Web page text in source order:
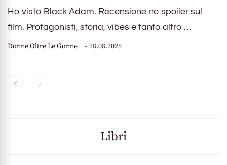
Ho visto Black Adam. Recensione no spoiler sul
film. Protagonisti, storia, vibes e tanto altro …
Donne Oltre Le Gonne 28.08.2025
Libri